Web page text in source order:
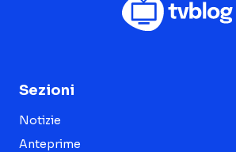
Sezioni
Notizie
Anteprime